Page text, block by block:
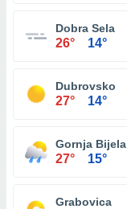
Dobra Sela
26° 14°
Dubrovsko
27° 14°
Gornja Bijela
27° 15°
Grabovica